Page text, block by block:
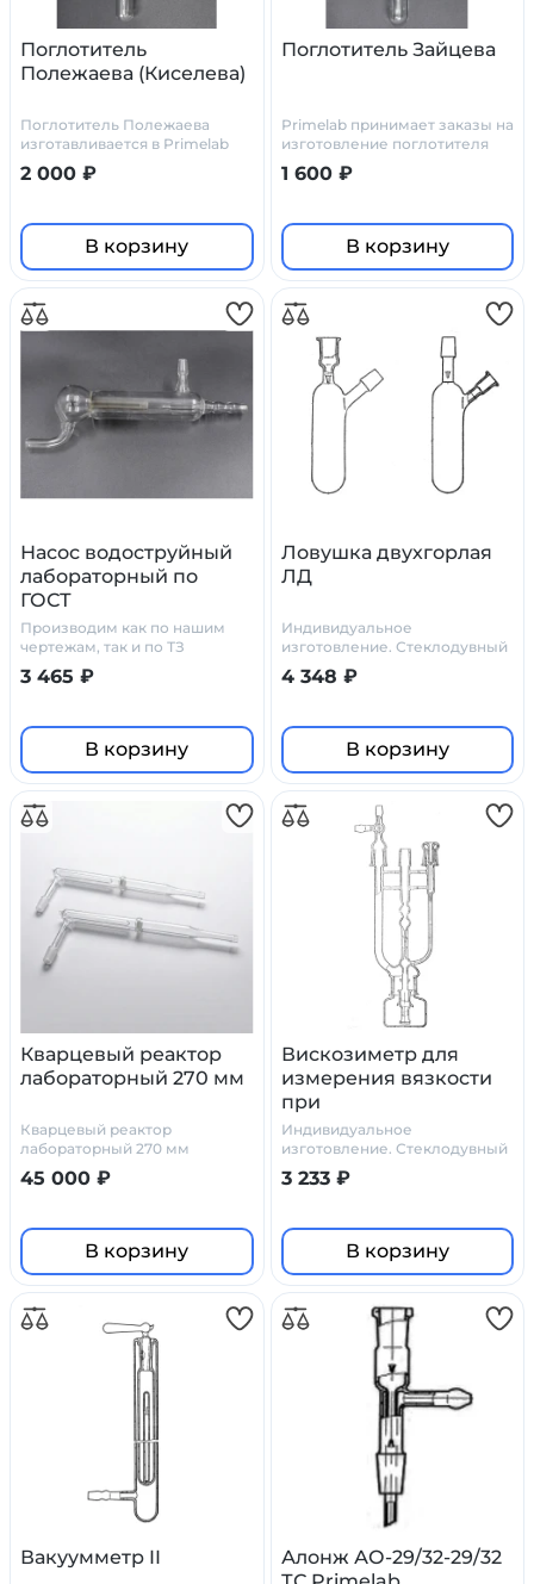
Поглотитель
Полежаева (Киселева)
Поглотитель Полежаева
изготавливается в Primelab
как по стандартным чертежам
(у нас они есть), так и по
2 000 ₽
В корзину
Поглотитель Зайцева
Primelab принимает заказы на
изготовление поглотителя
Зайцева по нашим чертежам,
или по ТЗ и чертежам
1 600 ₽
В корзину
Насос водоструйный
лабораторный по
ГОСТ
Производим как по нашим
чертежам, так и по ТЗ
заказчика.
3 465 ₽
В корзину
Ловушка двухгорлая
ЛД
Индивидуальное
изготовление. Стеклодувный
цех Primelab
4 348 ₽
В корзину
Кварцевый реактор
лабораторный 270 мм
Кварцевый реактор
лабораторный 270 мм
45 000 ₽
В корзину
Вискозиметр для
измерения вязкости
при
термостатировании
ВИВТ №2
Индивидуальное
изготовление. Стеклодувный
цех Primelab
3 233 ₽
В корзину
Вакуумметр II
Алонж АО-29/32-29/32